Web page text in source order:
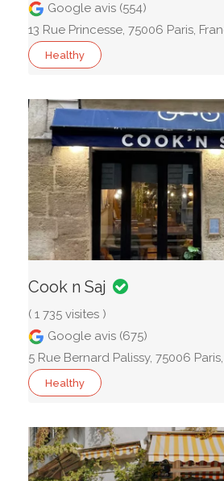
Google avis (554)
13 Rue Princesse, 75006 Paris,
Healthy
Cook n Saj
( 1 735 visites )
Google avis (675)
5 Rue Bernard Palissy, 75006
Healthy